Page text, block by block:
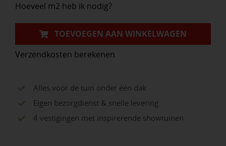
Hoeveel m2 heb ik nodig?
TOEVOEGEN AAN WINKELWAGEN
Verzendkosten berekenen
Alles voor de tuin onder één dak
Eigen bezorgdienst & snelle levering
4 vestigingen met inspirerende showtuinen